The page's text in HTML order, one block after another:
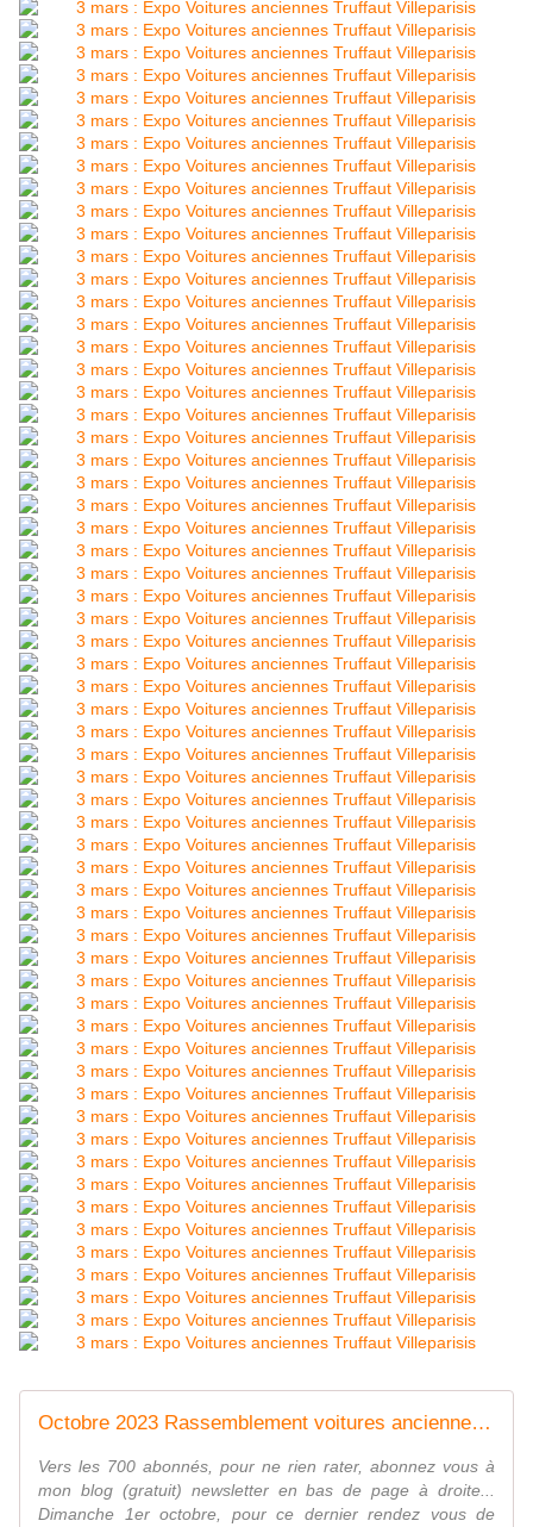
Octobre 2023 Rassemblement voitures anciennes Truffaut Villeparisis - frico-racing-passion moto
Vers les 700 abonnés, pour ne rien rater, abonnez vous à
mon blog (gratuit) newsletter en bas de page à droite...
Dimanche 1er octobre, pour ce dernier rendez vous de